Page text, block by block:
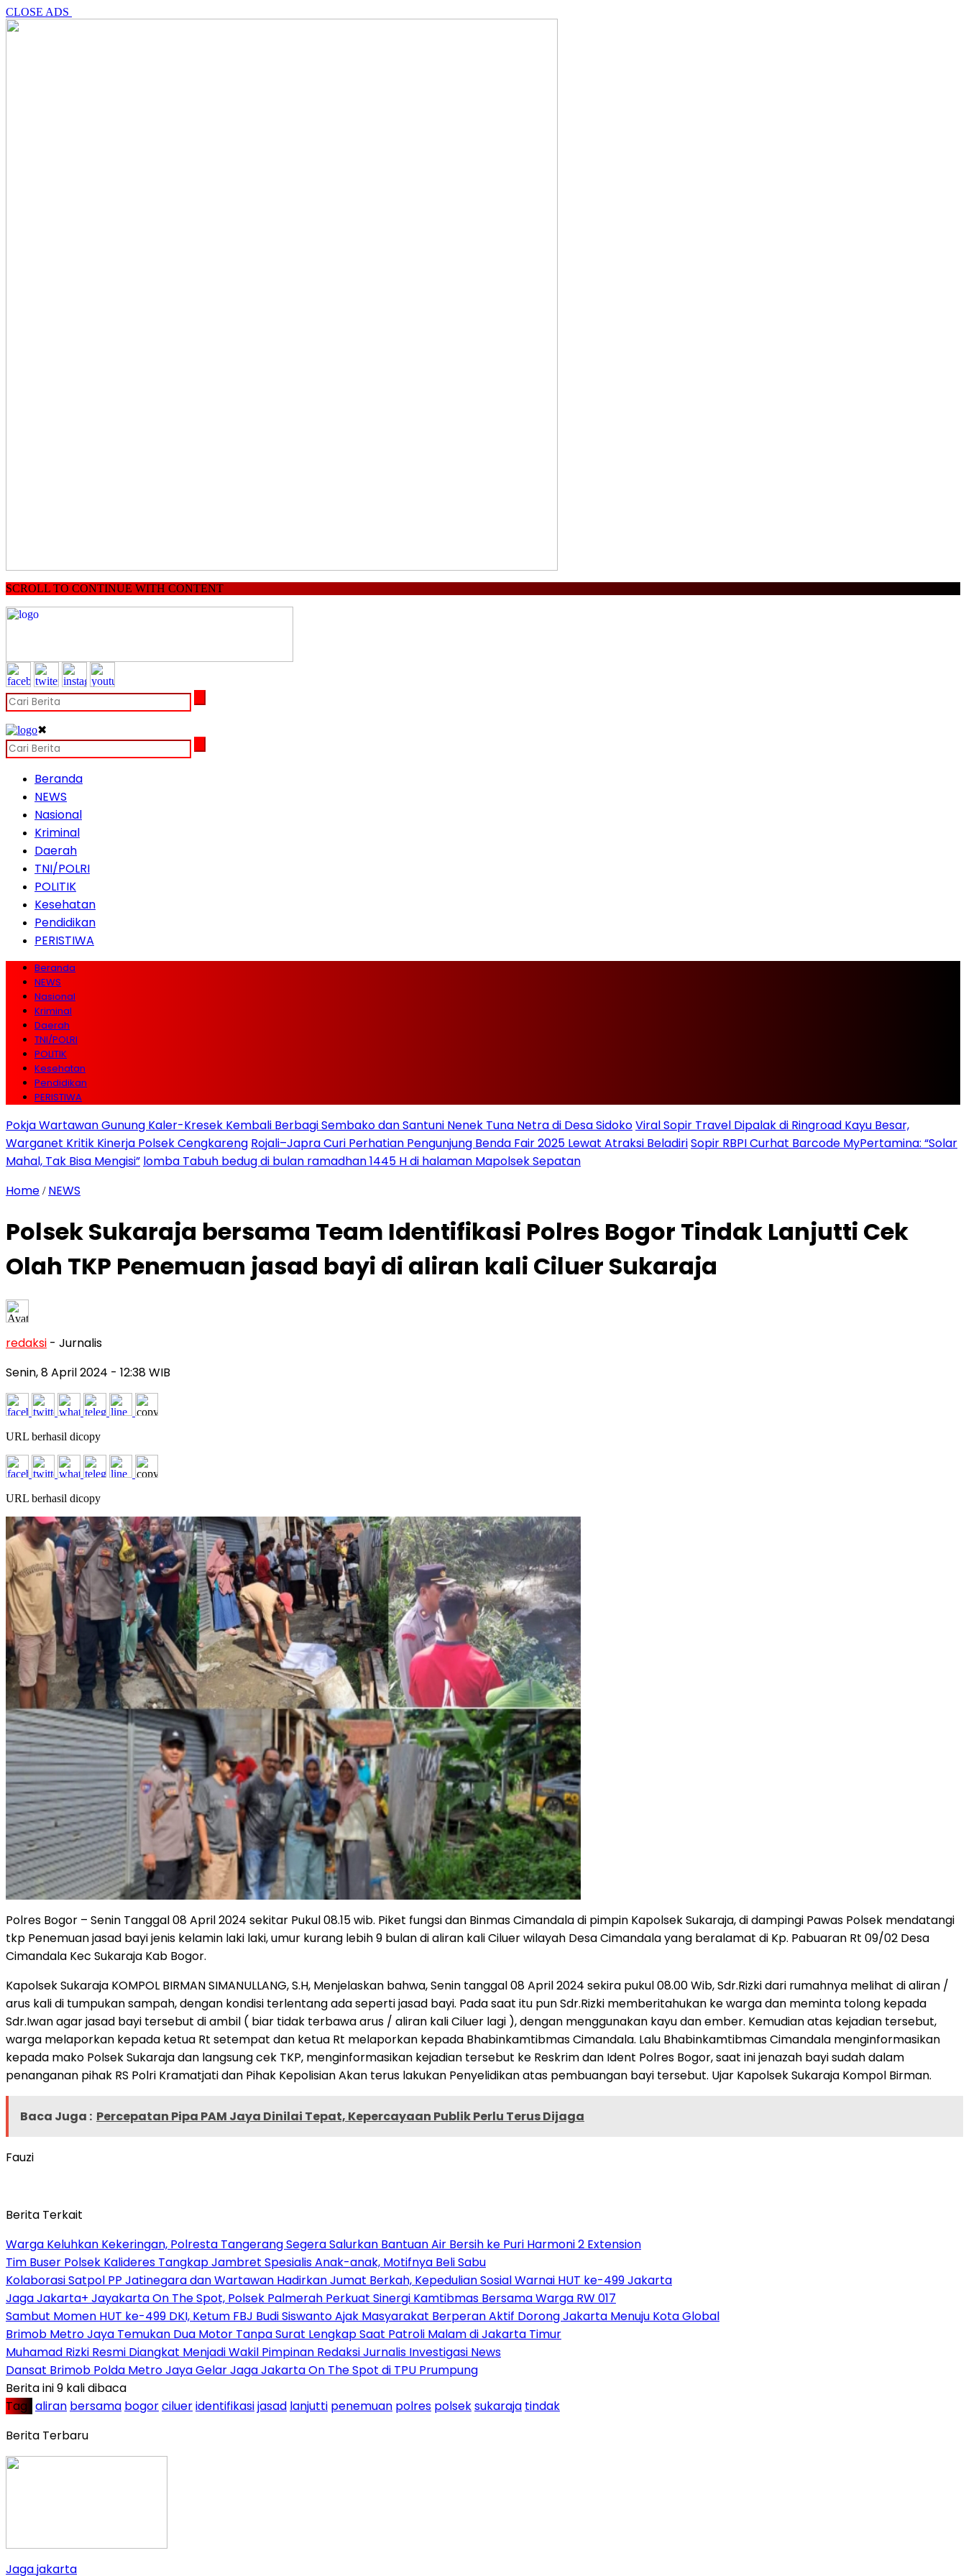
CLOSE ADS
SCROLL TO CONTINUE WITH CONTENT
✖
Beranda
NEWS
Nasional
Kriminal
Daerah
TNI/POLRI
POLITIK
Kesehatan
Pendidikan
PERISTIWA
Beranda
NEWS
Nasional
Kriminal
Daerah
TNI/POLRI
POLITIK
Kesehatan
Pendidikan
PERISTIWA
Pokja Wartawan Gunung Kaler-Kresek Kembali Berbagi Sembako dan Santuni Nenek Tuna Netra di Desa SidokoViral Sopir Travel Dipalak di Ringroad Kayu Besar,
Warganet Kritik Kinerja Polsek Cengkareng Rojali–Japra Curi Perhatian Pengunjung Benda Fair 2025 Lewat Atraksi BeladiriSopir RBPI Curhat Barcode MyPertamina: “Solar
Mahal, Tak Bisa Mengisi” lomba Tabuh bedug di bulan ramadhan 1445 H di halaman Mapolsek Sepatan
Home / NEWS
Polsek Sukaraja bersama Team Identifikasi Polres Bogor Tindak Lanjutti Cek
Olah TKP Penemuan jasad bayi di aliran kali Ciluer Sukaraja
redaksi - Jurnalis
Senin, 8 April 2024 - 12:38 WIB
URL berhasil dicopy
URL berhasil dicopy
Polres Bogor – Senin Tanggal 08 April 2024 sekitar Pukul 08.15 wib. Piket fungsi dan Binmas Cimandala di pimpin Kapolsek Sukaraja, di dampingi Pawas Polsek mendatangi
tkp Penemuan jasad bayi jenis kelamin laki laki, umur kurang lebih 9 bulan di aliran kali Ciluer wilayah Desa Cimandala yang beralamat di Kp. Pabuaran Rt 09/02 Desa
Cimandala Kec Sukaraja Kab Bogor.
Kapolsek Sukaraja KOMPOL BIRMAN SIMANULLANG, S.H, Menjelaskan bahwa, Senin tanggal 08 April 2024 sekira pukul 08.00 Wib, Sdr.Rizki dari rumahnya melihat di aliran /
arus kali di tumpukan sampah, dengan kondisi terlentang ada seperti jasad bayi. Pada saat itu pun Sdr.Rizki memberitahukan ke warga dan meminta tolong kepada
Sdr.Iwan agar jasad bayi tersebut di ambil ( biar tidak terbawa arus / aliran kali Ciluer lagi ), dengan menggunakan kayu dan ember. Kemudian atas kejadian tersebut,
warga melaporkan kepada ketua Rt setempat dan ketua Rt melaporkan kepada Bhabinkamtibmas Cimandala. Lalu Bhabinkamtibmas Cimandala menginformasikan
kepada mako Polsek Sukaraja dan langsung cek TKP, menginformasikan kejadian tersebut ke Reskrim dan Ident Polres Bogor, saat ini jenazah bayi sudah dalam
penanganan pihak RS Polri Kramatjati dan Pihak Kepolisian Akan terus lakukan Penyelidikan atas pembuangan bayi tersebut. Ujar Kapolsek Sukaraja Kompol Birman.
Baca Juga : Percepatan Pipa PAM Jaya Dinilai Tepat, Kepercayaan Publik Perlu Terus Dijaga
Fauzi
Berita Terkait
Warga Keluhkan Kekeringan, Polresta Tangerang Segera Salurkan Bantuan Air Bersih ke Puri Harmoni 2 Extension
Tim Buser Polsek Kalideres Tangkap Jambret Spesialis Anak-anak, Motifnya Beli Sabu
Kolaborasi Satpol PP Jatinegara dan Wartawan Hadirkan Jumat Berkah, Kepedulian Sosial Warnai HUT ke-499 Jakarta
Jaga Jakarta+ Jayakarta On The Spot, Polsek Palmerah Perkuat Sinergi Kamtibmas Bersama Warga RW 017
Sambut Momen HUT ke-499 DKI, Ketum FBJ Budi Siswanto Ajak Masyarakat Berperan Aktif Dorong Jakarta Menuju Kota Global
Brimob Metro Jaya Temukan Dua Motor Tanpa Surat Lengkap Saat Patroli Malam di Jakarta Timur
Muhamad Rizki Resmi Diangkat Menjadi Wakil Pimpinan Redaksi Jurnalis Investigasi News
Dansat Brimob Polda Metro Jaya Gelar Jaga Jakarta On The Spot di TPU Prumpung
Berita ini 9 kali dibaca
Tag : aliran bersama bogorcilueridentifikasijasad lanjutti penemuan polres polseksukaraja tindak
Berita Terbaru
Jaga jakarta